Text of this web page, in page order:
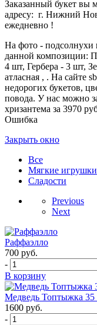
Заказанный букет вы
адресу: г. Нижний
ежедневно !
На фото - подсолнухи
данной композиции:
4 шт, Гербера - 3 шт,
атласная , . На сайте
недорогих букетов,
повода. У нас можно
хризантема за 3970
Ошибка
Закрыть окно
Все
Мягкие игрушки
Сладости
Previous
Next
Раффаэлло
700 руб.
-
В корзину
Медведь Топтыжка 35
1600 руб.
-